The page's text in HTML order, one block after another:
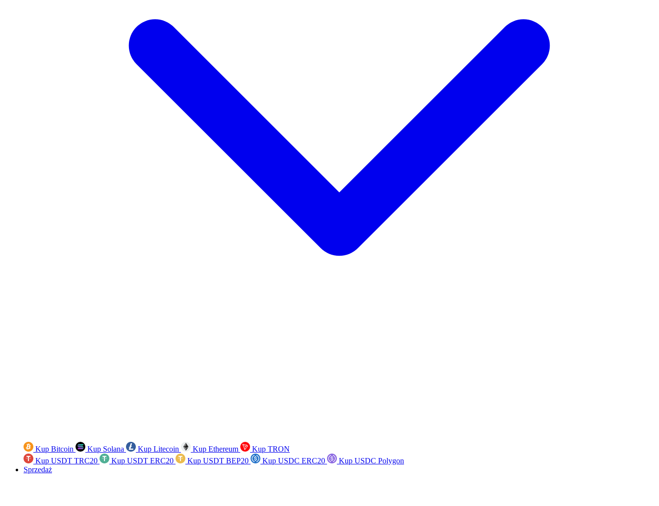
Kup Bitcoin Kup Solana Kup Litecoin Kup Ethereum
Kup TRON
Kup USDT TRC20
Kup USDT ERC20 Kup USDT BEP20 Kup USDC ERC20
Kup USDC Polygon
Sprzedaż